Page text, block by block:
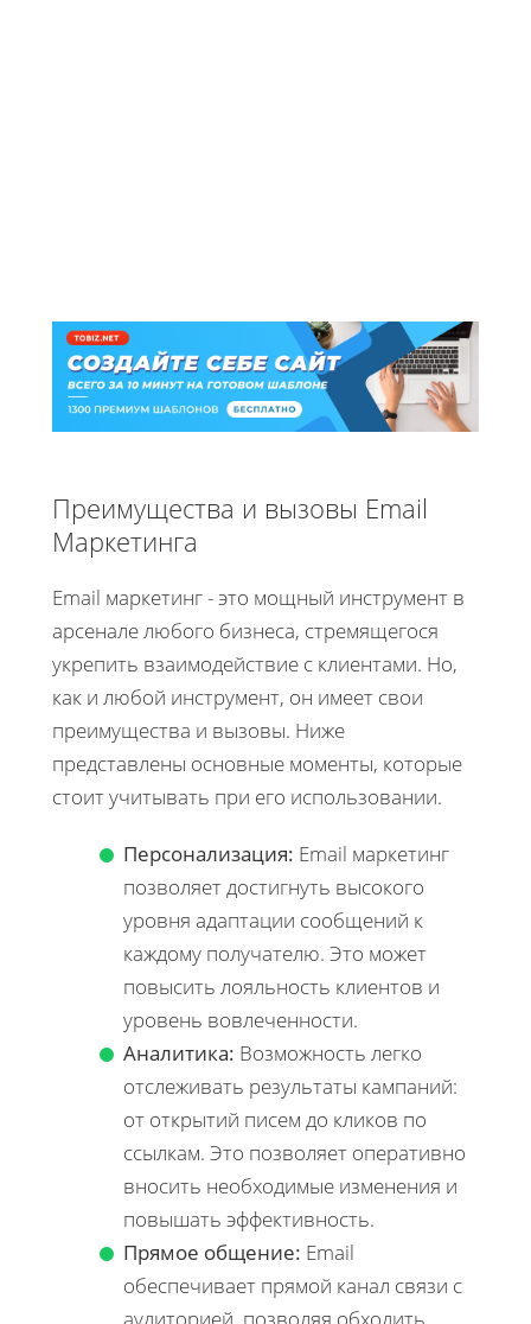
Преимущества и вызовы Email
Маркетинга
Email маркетинг - это мощный инструмент в
арсенале любого бизнеса, стремящегося
укрепить взаимодействие с клиентами. Но,
как и любой инструмент, он имеет свои
преимущества и вызовы. Ниже
представлены основные моменты, которые
стоит учитывать при его использовании.
Персонализация: Email маркетинг
позволяет достигнуть высокого
уровня адаптации сообщений к
каждому получателю. Это может
повысить лояльность клиентов и
уровень вовлеченности.
Аналитика: Возможность легко
отслеживать результаты кампаний:
от открытий писем до кликов по
ссылкам. Это позволяет оперативно
вносить необходимые изменения и
повышать эффективность.
Прямое общение: Email
обеспечивает прямой канал связи с
аудиторией, позволяя обходить